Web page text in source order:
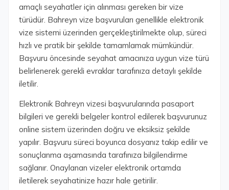
amaçlı seyahatler için alınması gereken bir vize
türüdür. Bahreyn vize başvuruları genellikle elektronik
vize sistemi üzerinden gerçekleştirilmekte olup, süreci
hızlı ve pratik bir şekilde tamamlamak mümkündür.
Başvuru öncesinde seyahat amacınıza uygun vize türü
belirlenerek gerekli evraklar tarafınıza detaylı şekilde
iletilir.
Elektronik Bahreyn vizesi başvurularında pasaport
bilgileri ve gerekli belgeler kontrol edilerek başvurunuz
online sistem üzerinden doğru ve eksiksiz şekilde
yapılır. Başvuru süreci boyunca dosyanız takip edilir ve
sonuçlanma aşamasında tarafınıza bilgilendirme
sağlanır. Onaylanan vizeler elektronik ortamda
iletilerek seyahatinize hazır hale getirilir.